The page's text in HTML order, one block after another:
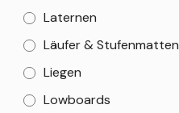
Laternen
Läufer & Stufenmatten
Liegen
Lowboards